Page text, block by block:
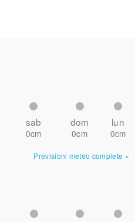
sab dom lun
0cm 0cm
0cm
Previsioni meteo complete »